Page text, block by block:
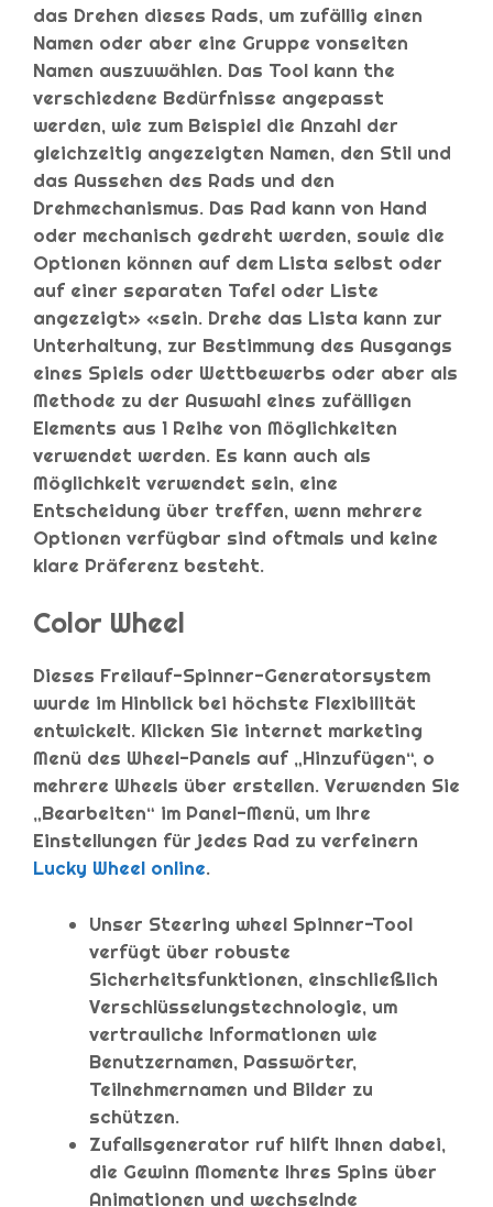
das Drehen dieses Rads, um zufällig einen
Namen oder aber eine Gruppe vonseiten
Namen auszuwählen. Das Tool kann the
verschiedene Bedürfnisse angepasst
werden, wie zum Beispiel die Anzahl der
gleichzeitig angezeigten Namen, den Stil und
das Aussehen des Rads und den
Drehmechanismus. Das Rad kann von Hand
oder mechanisch gedreht werden, sowie die
Optionen können auf dem Lista selbst oder
auf einer separaten Tafel oder Liste
angezeigt» «sein. Drehe das Lista kann zur
Unterhaltung, zur Bestimmung des Ausgangs
eines Spiels oder Wettbewerbs oder aber als
Methode zu der Auswahl eines zufälligen
Elements aus 1 Reihe von Möglichkeiten
verwendet werden. Es kann auch als
Möglichkeit verwendet sein, eine
Entscheidung über treffen, wenn mehrere
Optionen verfügbar sind oftmals und keine
klare Präferenz besteht.
Color Wheel
Dieses Freilauf-Spinner-Generatorsystem
wurde im Hinblick bei höchste Flexibilität
entwickelt. Klicken Sie internet marketing
Menü des Wheel-Panels auf „Hinzufügen“, o
mehrere Wheels über erstellen. Verwenden Sie
„Bearbeiten“ im Panel-Menü, um Ihre
Einstellungen für jedes Rad zu verfeinern
Lucky Wheel online.
Unser Steering wheel Spinner-Tool
verfügt über robuste
Sicherheitsfunktionen, einschließlich
Verschlüsselungstechnologie, um
vertrauliche Informationen wie
Benutzernamen, Passwörter,
Teilnehmernamen und Bilder zu
schützen.
Zufallsgenerator ruf hilft Ihnen dabei,
die Gewinn Momente Ihres Spins über
Animationen und wechselnde